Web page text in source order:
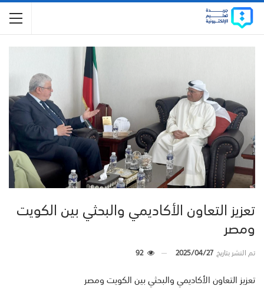
تعزيز التعاون الأكاديمي والبحثي بين الكويت
ومصر
تم النشر بتاريخ2025/04/27
92
تعزيز التعاون الأكاديمي والبحثي بين الكويت ومصر